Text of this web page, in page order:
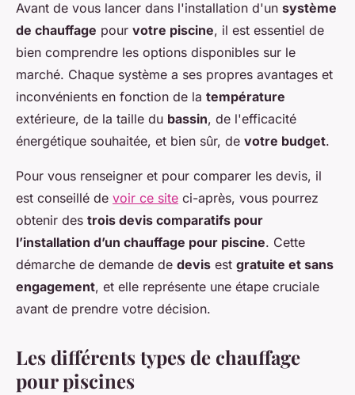
Avant de vous lancer dans l'installation d'un système
de chauffage pour votre piscine, il est essentiel de
bien comprendre les options disponibles sur le
marché. Chaque système a ses propres avantages et
inconvénients en fonction de la température
extérieure, de la taille du bassin, de l'efficacité
énergétique souhaitée, et bien sûr, de votre budget.
Pour vous renseigner et pour comparer les devis, il
est conseillé de voir ce site ci-après, vous pourrez
obtenir des trois devis comparatifs pour
l’installation d’un chauffage pour piscine. Cette
démarche de demande de devis est gratuite et sans
engagement, et elle représente une étape cruciale
avant de prendre votre décision.
Les différents types de chauffage
pour piscines